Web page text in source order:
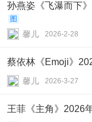
孙燕姿《飞瀑而下
图
馨儿 2026-2-28
蔡依林《Emoji》
馨儿 2026-3-27
王菲《主角》2026